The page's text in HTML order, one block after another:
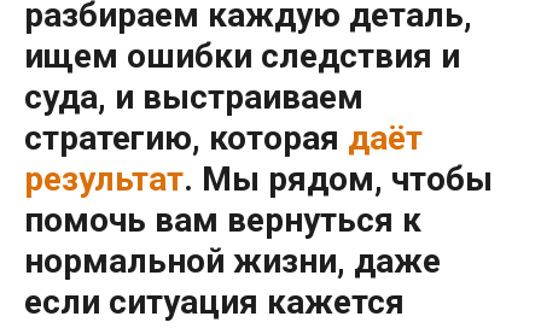
разбираем каждую деталь,
ищем ошибки следствия и
суда, и выстраиваем
стратегию, которая даёт
результат. Мы рядом, чтобы
помочь вам вернуться к
нормальной жизни, даже
если ситуация кажется